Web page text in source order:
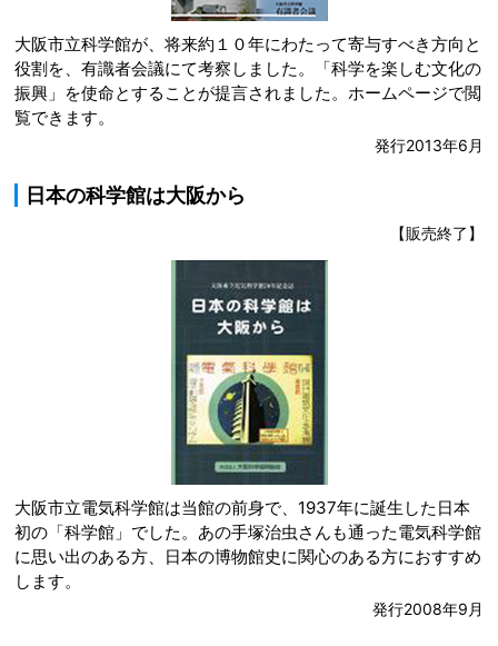
大阪市立科学館が、将来約１０年にわたって寄与すべき方向と
役割を、有識者会議にて考察しました。「科学を楽しむ文化の
振興」を使命とすることが提言されました。ホームページで閲
覧できます。
発行2013年6月
日本の科学館は大阪から
【販売終了】
大阪市立電気科学館は当館の前身で、1937年に誕生した日本
初の「科学館」でした。あの手塚治虫さんも通った電気科学館
に思い出のある方、日本の博物館史に関心のある方におすすめ
します。
発行2008年9月